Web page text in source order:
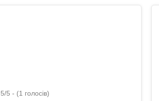
5/5 - (1 голосів)